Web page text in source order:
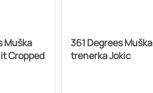
Muška
Cropped
361 Degrees Muška
trenerka Jokic